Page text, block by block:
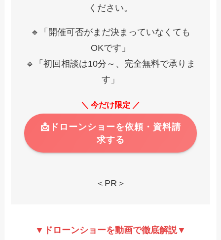
ください。
🔹「開催可否がまだ決まっていなくても
OKです」
🔹「初回相談は10分～、完全無料で承りま
す」
＼ 今だけ限定 ／
📩ドローンショーを依頼・資料請
求する
＜PR＞
▼ドローンショーを動画で徹底解説▼